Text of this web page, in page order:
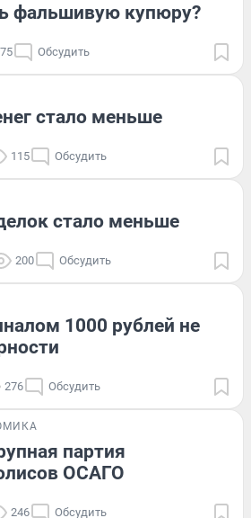
фальшивую купюру?
Обсудить
стало меньше
115 Обсудить
стало меньше
200 Обсудить
1000 рублей не
276 Обсудить
партия
ОСАГО
246 Обсудить